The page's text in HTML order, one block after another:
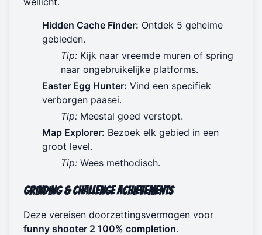
Hidden Cache Finder: Ontdek 5 geheime
gebieden.
Tip: Kijk naar vreemde muren of spring
naar ongebruikelijke platforms.
Easter Egg Hunter: Vind een specifiek
verborgen paasei.
Tip: Meestal goed verstopt.
Map Explorer: Bezoek elk gebied in een
groot level.
Tip: Wees methodisch.
Grinding & Challenge Achievements
Deze vereisen doorzettingsvermogen voor
funny shooter 2 100% completion.